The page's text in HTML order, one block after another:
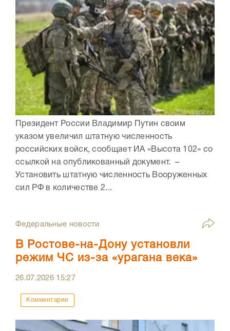
Президент России Владимир Путин своим
указом увеличил штатную численность
российских войск, сообщает ИА «Высота 102» со
ссылкой на опубликованный документ. –
Установить штатную численность Вооруженных
сил РФ в количестве 2...
Федеральные новости
В Ростове-на-Дону установли
режим ЧС из-за «урагана века»
26.07.2026 15:27
Комментарии